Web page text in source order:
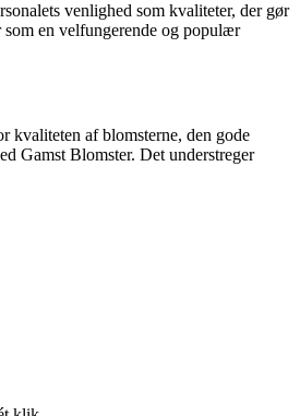
venlighed som kvaliteter, der gør
en velfungerende og populær
kvaliteten af blomsterne, den gode
Gamst Blomster. Det understreger